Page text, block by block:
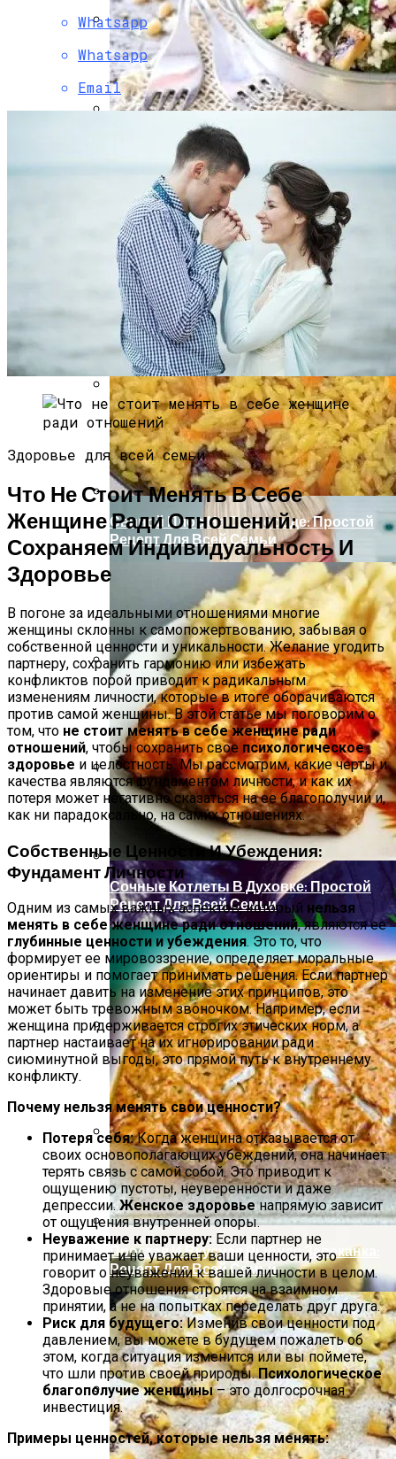
Деревянные Ящики Для Инструментов
Надежность И Стиль
Деревянные Разделочные Доски
Высокого Качества Для Кухни
Деревянные Садовые Мостики И
Тропинки Для Вашего Участка
Настольные Тиски Для Надежной
Фиксации Мелких Деталей
Боль В Пояснице: Причины И
Профилактика Для Всей Семьи
Нарушения Менструального Цикла:
Причины И Решения Для Женского
Здоровья
Пять Правил Здоровья: Как Уберечь
Семью От Меланомы
Народные Средства От Бессонницы
Легкий И Полезный Табуле Из Кускуса
С Цуккини И Кедровыми Орехами Для
Постного Стола
Свиной Плов На Сковороде: Простой
Рецепт Для Всей Семьи
Сочные Котлеты В Духовке: Простой
Рецепт Для Всей Семьи
Простая И Вкусная Рыбная Запеканка:
Рецепт Для Всей Семьи
Whatsapp
Whatsapp
Email
Здоровье для всей семьи
Что Не Стоит Менять В Себе
Женщине Ради Отношений:
Сохраняем Индивидуальность И
Здоровье
В погоне за идеальными отношениями многие
женщины склонны к самопожертвованию, забывая о
собственной ценности и уникальности. Желание угодить
партнеру, сохранить гармонию или избежать
конфликтов порой приводит к радикальным
изменениям личности, которые в итоге оборачиваются
против самой женщины. В этой статье мы поговорим о
том, что не стоит менять в себе женщине ради
отношений, чтобы сохранить свое психологическое
здоровье и целостность. Мы рассмотрим, какие черты и
качества являются фундаментом личности, и как их
потеря может негативно сказаться на ее благополучии и,
как ни парадоксально, на самих отношениях.
Собственные Ценности И Убеждения:
Фундамент Личности
Одним из самых важных аспектов, который нельзя
менять в себе женщине ради отношений, являются ее
глубинные ценности и убеждения. Это то, что
формирует ее мировоззрение, определяет моральные
ориентиры и помогает принимать решения. Если партнер
начинает давить на изменение этих принципов, это
может быть тревожным звоночком. Например, если
женщина придерживается строгих этических норм, а
партнер настаивает на их игнорировании ради
сиюминутной выгоды, это прямой путь к внутреннему
конфликту.
Почему нельзя менять свои ценности?
Потеря себя:Когда женщина отказывается от
своих основополагающих убеждений, она начинает
терять связь с самой собой. Это приводит к
ощущению пустоты, неуверенности и даже
депрессии.Женское здоровьенапрямую зависит
от ощущения внутренней опоры.
Неуважение к партнеру: Если партнер не
принимает и не уважает ваши ценности, это
говорит о неуважении к вашей личности в целом.
Здоровые отношения строятся на взаимном
принятии, а не на попытках переделать друг друга.
Риск для будущего:Изменив свои ценности под
давлением, вы можете в будущем пожалеть об
этом, когда ситуация изменится или вы поймете,
что шли против своей природы.Психологическое
благополучие женщины– это долгосрочная
инвестиция.
Примеры ценностей, которые нельзя менять: